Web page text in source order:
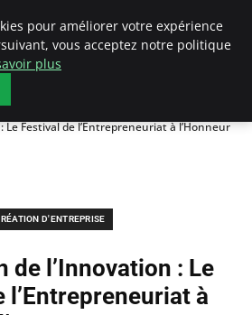
Festival de l’Entrepreneuriat à l’Honneur
D'ENTREPRISE
de l’Innovation : Le
l’Entrepreneuriat à
pour améliorer votre expérience
vous acceptez notre politique
plus